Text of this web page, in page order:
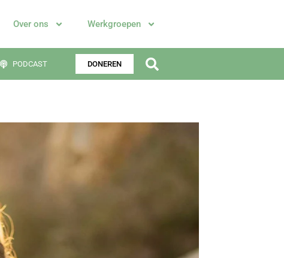
Over ons Werkgroepen
PODCAST DONEREN